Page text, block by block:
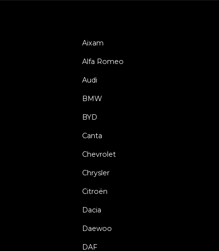
Aixam
Alfa Romeo
Audi
BMW
BYD
Canta
Chevrolet
Chrysler
Citroën
Dacia
Daewoo
DAF